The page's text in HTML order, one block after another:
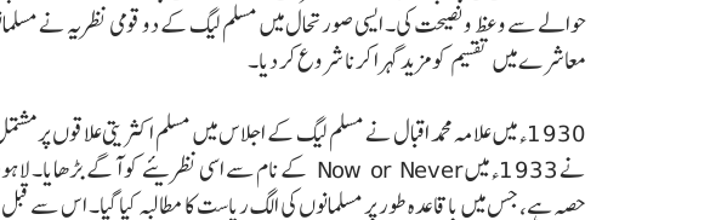
حوالے سے وعظ و نصیحت کی۔ ایسی صورتحال میں مسلم لیگ کے دو قومی نظریہ نے
معاشرے میں تقسیم کو مزید گہرا کرنا شروع کر دیا۔
1930ء میں علامہ محمد اقبال نے مسلم لیگ کے اجلاس میں مسلم اکثریتی علاقوں